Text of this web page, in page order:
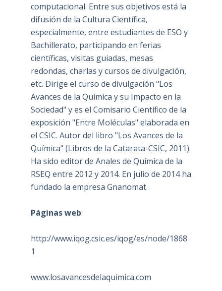
computacional. Entre sus objetivos está la
difusión de la Cultura Científica,
especialmente, entre estudiantes de ESO y
Bachillerato, participando en ferias
científicas, visitas guiadas, mesas
redondas, charlas y cursos de divulgación,
etc. Dirige el curso de divulgación "Los
Avances de la Química y su Impacto en la
Sociedad" y es el Comisario Científico de la
exposición "Entre Moléculas" elaborada en
el CSIC. Autor del libro "Los Avances de la
Química" (Libros de la Catarata-CSIC, 2011).
Ha sido editor de Anales de Química de la
RSEQ entre 2012 y 2014. En julio de 2014 ha
fundado la empresa Gnanomat.
Páginas web:
http://www.iqog.csic.es/iqog/es/node/1868
1
www.losavancesdelaquimica.com